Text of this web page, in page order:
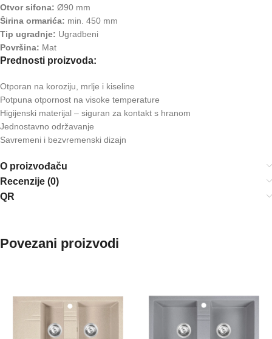
Otvor sifona: Ø90 mm
Širina ormarića: min. 450 mm
Tip ugradnje: Ugradbeni
Površina: Mat
Prednosti proizvoda:
Otporan na koroziju, mrlje i kiseline
Potpuna otpornost na visoke temperature
Higijenski materijal – siguran za kontakt s hranom
Jednostavno održavanje
Savremeni i bezvremenski dizajn
O proizvođaču
Recenzije (0)
QR
Povezani proizvodi